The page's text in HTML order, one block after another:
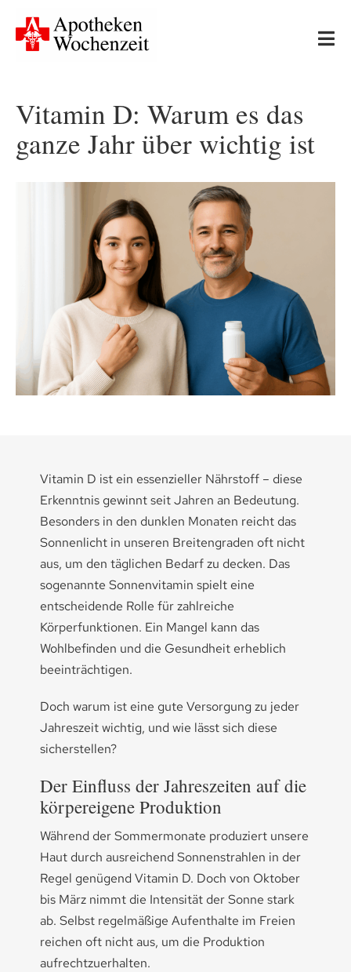
content
Neues
Apotheken-Wissen
Ernährung & Bewegung
Gesundheit & Medizin
Leserfragen
Vitamin D: Warum es das
ganze Jahr über wichtig ist
Vitamin D ist ein essenzieller Nährstoff – diese
Erkenntnis gewinnt seit Jahren an Bedeutung.
Besonders in den dunklen Monaten reicht das
Sonnenlicht in unseren Breitengraden oft nicht
aus, um den täglichen Bedarf zu decken. Das
sogenannte Sonnenvitamin spielt eine
entscheidende Rolle für zahlreiche
Körperfunktionen. Ein Mangel kann das
Wohlbefinden und die Gesundheit erheblich
beeinträchtigen.
Doch warum ist eine gute Versorgung zu jeder
Jahreszeit wichtig, und wie lässt sich diese
sicherstellen?
Der Einfluss der Jahreszeiten auf die
körpereigene Produktion
Während der Sommermonate produziert unsere
Haut durch ausreichend Sonnenstrahlen in der
Regel genügend Vitamin D. Doch von Oktober
bis März nimmt die Intensität der Sonne stark
ab. Selbst regelmäßige Aufenthalte im Freien
reichen oft nicht aus, um die Produktion
aufrechtzuerhalten.